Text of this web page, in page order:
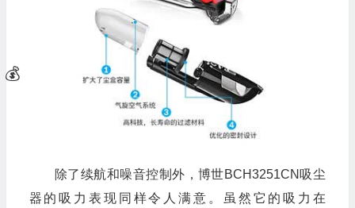
除了续航和噪音控制外，博世BCH3251CN吸尘
器的吸力表现同样令人满意。虽然它的吸力在